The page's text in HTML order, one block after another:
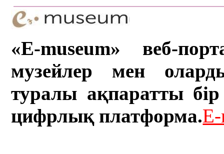
«E-museum» веб-
музейлер мен
туралы ақпаратты бір
цифрлық платформа.